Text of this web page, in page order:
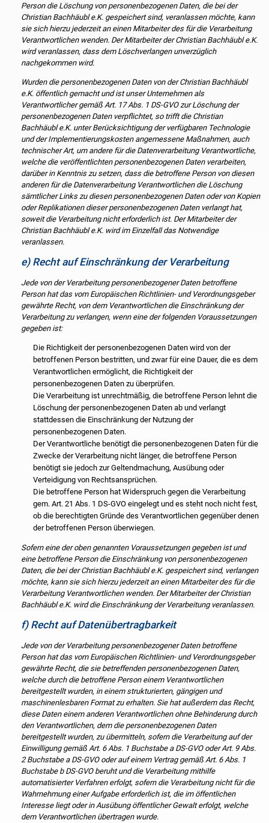
Person die Löschung von personenbezogenen Daten, die bei der
Christian Bachhäubl e.K. gespeichert sind, veranlassen möchte, kann
sie sich hierzu jederzeit an einen Mitarbeiter des für die Verarbeitung
Verantwortlichen wenden. Der Mitarbeiter der Christian Bachhäubl e.K.
wird veranlassen, dass dem Löschverlangen unverzüglich
nachgekommen wird.
Wurden die personenbezogenen Daten von der Christian Bachhäubl
e.K. öffentlich gemacht und ist unser Unternehmen als
Verantwortlicher gemäß Art. 17 Abs. 1 DS-GVO zur Löschung der
personenbezogenen Daten verpflichtet, so trifft die Christian
Bachhäubl e.K. unter Berücksichtigung der verfügbaren Technologie
und der Implementierungskosten angemessene Maßnahmen, auch
technischer Art, um andere für die Datenverarbeitung Verantwortliche,
welche die veröffentlichten personenbezogenen Daten verarbeiten,
darüber in Kenntnis zu setzen, dass die betroffene Person von diesen
anderen für die Datenverarbeitung Verantwortlichen die Löschung
sämtlicher Links zu diesen personenbezogenen Daten oder von Kopien
oder Replikationen dieser personenbezogenen Daten verlangt hat,
soweit die Verarbeitung nicht erforderlich ist. Der Mitarbeiter der
Christian Bachhäubl e.K. wird im Einzelfall das Notwendige
veranlassen.
e) Recht auf Einschränkung der Verarbeitung
Jede von der Verarbeitung personenbezogener Daten betroffene
Person hat das vom Europäischen Richtlinien- und Verordnungsgeber
gewährte Recht, von dem Verantwortlichen die Einschränkung der
Verarbeitung zu verlangen, wenn eine der folgenden Voraussetzungen
gegeben ist:
Die Richtigkeit der personenbezogenen Daten wird von der
betroffenen Person bestritten, und zwar für eine Dauer, die es dem
Verantwortlichen ermöglicht, die Richtigkeit der
personenbezogenen Daten zu überprüfen.
Die Verarbeitung ist unrechtmäßig, die betroffene Person lehnt die
Löschung der personenbezogenen Daten ab und verlangt
stattdessen die Einschränkung der Nutzung der
personenbezogenen Daten.
Der Verantwortliche benötigt die personenbezogenen Daten für die
Zwecke der Verarbeitung nicht länger, die betroffene Person
benötigt sie jedoch zur Geltendmachung, Ausübung oder
Verteidigung von Rechtsansprüchen.
Die betroffene Person hat Widerspruch gegen die Verarbeitung
gem. Art. 21 Abs. 1 DS-GVO eingelegt und es steht noch nicht fest,
ob die berechtigten Gründe des Verantwortlichen gegenüber denen
der betroffenen Person überwiegen.
Sofern eine der oben genannten Voraussetzungen gegeben ist und
eine betroffene Person die Einschränkung von personenbezogenen
Daten, die bei der Christian Bachhäubl e.K. gespeichert sind, verlangen
möchte, kann sie sich hierzu jederzeit an einen Mitarbeiter des für die
Verarbeitung Verantwortlichen wenden. Der Mitarbeiter der Christian
Bachhäubl e.K. wird die Einschränkung der Verarbeitung veranlassen.
f) Recht auf Datenübertragbarkeit
Jede von der Verarbeitung personenbezogener Daten betroffene
Person hat das vom Europäischen Richtlinien- und Verordnungsgeber
gewährte Recht, die sie betreffenden personenbezogenen Daten,
welche durch die betroffene Person einem Verantwortlichen
bereitgestellt wurden, in einem strukturierten, gängigen und
maschinenlesbaren Format zu erhalten. Sie hat außerdem das Recht,
diese Daten einem anderen Verantwortlichen ohne Behinderung durch
den Verantwortlichen, dem die personenbezogenen Daten
bereitgestellt wurden, zu übermitteln, sofern die Verarbeitung auf der
Einwilligung gemäß Art. 6 Abs. 1 Buchstabe a DS-GVO oder Art. 9 Abs.
2 Buchstabe a DS-GVO oder auf einem Vertrag gemäß Art. 6 Abs. 1
Buchstabe b DS-GVO beruht und die Verarbeitung mithilfe
automatisierter Verfahren erfolgt, sofern die Verarbeitung nicht für die
Wahrnehmung einer Aufgabe erforderlich ist, die im öffentlichen
Interesse liegt oder in Ausübung öffentlicher Gewalt erfolgt, welche
dem Verantwortlichen übertragen wurde.